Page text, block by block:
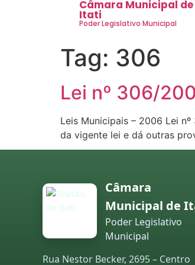
Câmara Municipal de
Itati
Poder Legislativo Municipal
Tag: 306
Lei nº 306/
Leis Municipais – 2006 Lei
da vigente lei e dá outras
Câmara
Municipal de
Poder Legislativo
Municipal
Rua Nestor Becker, 2695 – Centro